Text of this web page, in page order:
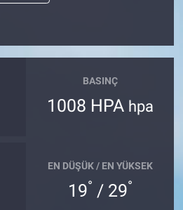
BASINÇ
1008 HPA hpa
EN DÜŞÜK / EN YÜKSEK
19° / 29°